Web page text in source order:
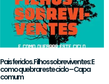
Pais feridos. Filhos sobreviventes: E
como quebrar este ciclo – Capa
comum